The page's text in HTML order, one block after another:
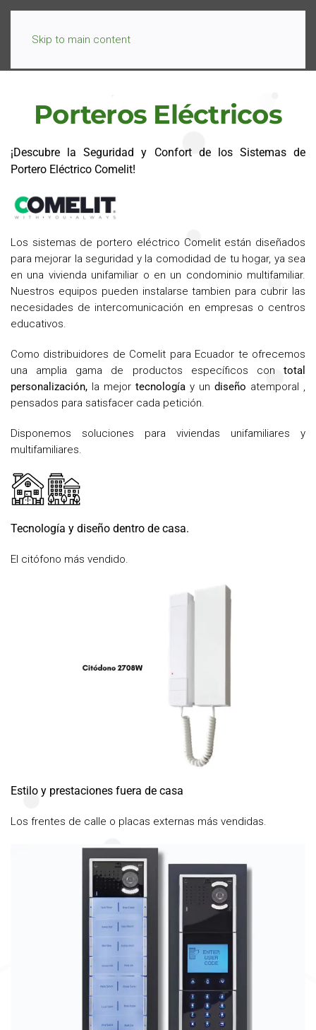
Skip to main content
Porteros Eléctricos
¡Descubre la Seguridad y Confort de los Sistemas de
Portero Eléctrico Comelit!
Los sistemas de portero eléctrico Comelit están diseñados
para mejorar la seguridad y la comodidad de tu hogar, ya sea
en una vivienda unifamiliar o en un condominio multifamiliar.
Nuestros equipos pueden instalarse tambien para cubrir las
necesidades de intercomunicación en empresas o centros
educativos.
Como distribuidores de Comelit para Ecuador te ofrecemos
una amplia gama de productos específicos contotal
personalización, la mejor tecnología y un diseño atemporal ,
pensados ​​para satisfacer cada petición.
Disponemos soluciones para viviendas unifamiliares y
multifamiliares.
Tecnología y diseño dentro de casa.
El citófono más vendido.
Estilo y prestaciones fuera de casa
Los frentes de calle o placas externas más vendidas.